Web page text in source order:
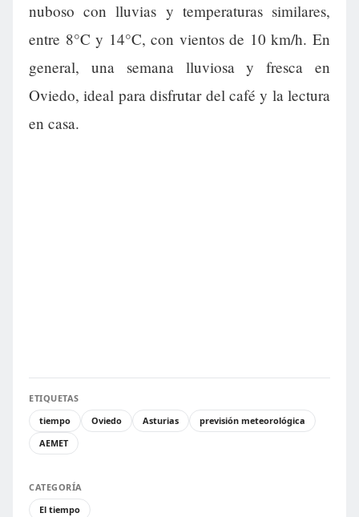
nuboso con lluvias y temperaturas similares,
entre 8°C y 14°C, con vientos de 10 km/h. En
general, una semana lluviosa y fresca en
Oviedo, ideal para disfrutar del café y la lectura
en casa.
ETIQUETAS
tiempo
Oviedo Asturias
previsión meteorológica
AEMET
CATEGORÍA
El tiempo